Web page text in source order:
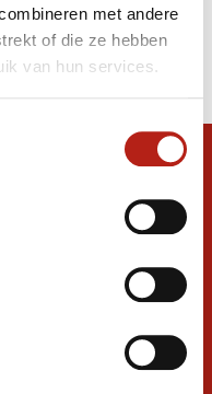
met andere
of die ze hebben
van hun services.
je